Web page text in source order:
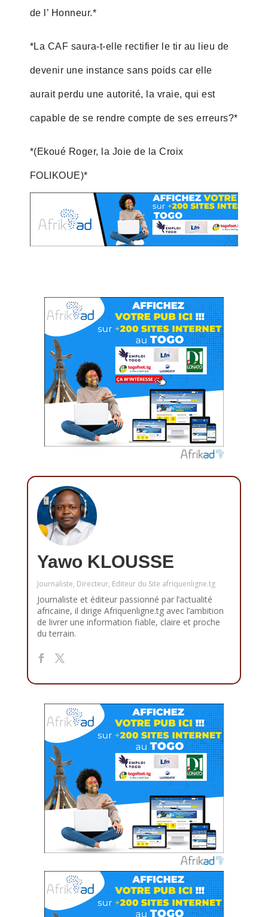
de l’ Honneur.*
*La CAF saura-t-elle rectifier le tir au lieu de
devenir une instance sans poids car elle
aurait perdu une autorité, la vraie, qui est
capable de se rendre compte de ses erreurs?*
*(Ekoué Roger, la Joie de la Croix
FOLIKOUE)*
Yawo KLOUSSE
Journaliste, Directeur, Editeur du Site afriquenligne.tg
Journaliste et éditeur passionné par l’actualité
africaine, il dirige Afriquenligne.tg avec l’ambition
de livrer une information fiable, claire et proche
du terrain.